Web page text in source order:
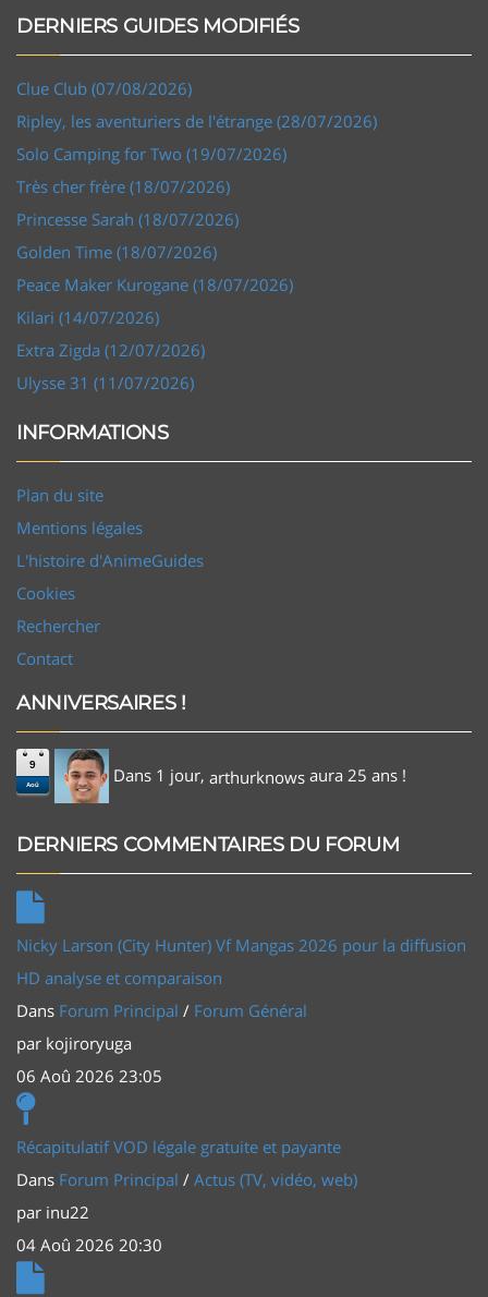
DERNIERS GUIDES MODIFIÉS
Clue Club (07/08/2026)
Ripley, les aventuriers de l'étrange (28/07/2026)
Solo Camping for Two (19/07/2026)
Très cher frère (18/07/2026)
Princesse Sarah (18/07/2026)
Golden Time (18/07/2026)
Peace Maker Kurogane (18/07/2026)
Kilari (14/07/2026)
Extra Zigda (12/07/2026)
Ulysse 31 (11/07/2026)
INFORMATIONS
Plan du site
Mentions légales
L'histoire d'AnimeGuides
Cookies
Rechercher
Contact
ANNIVERSAIRES !
9
Aoû Dans 1 jour, arthurknows aura 25 ans !
DERNIERS COMMENTAIRES DU FORUM
Nicky Larson (City Hunter) Vf Mangas 2026 pour la diffusion
HD analyse et comparaison
Dans Forum Principal / Forum Général
par kojiroryuga
06 Aoû 2026 23:05
Récapitulatif VOD légale gratuite et payante
Dans Forum Principal / Actus (TV, vidéo, web)
par inu22
04 Aoû 2026 20:30